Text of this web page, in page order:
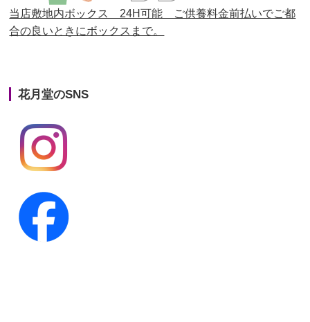
第23回人形供養祭平成26年12月5日
第22回人形供養祭平成26年4月28日
第20回人形供養祭
第19回人形供養祭
第18回人形供養祭
第16回人形供養祭
第15回人形供養祭
当店敷地内ボックス 24H可能 ご供養料金前払いでご都
合の良いときにボックスまで。
花月堂のSNS